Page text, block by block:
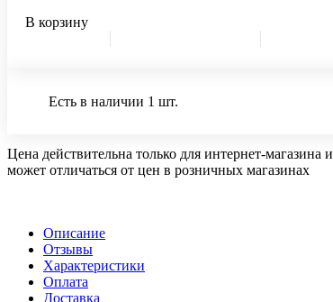
В корзину
Есть в наличии 1 шт.
Цена действительна только для интернет-магазина и
может отличаться от цен в розничных магазинах
Описание
Отзывы
Характеристики
Оплата
Доставка